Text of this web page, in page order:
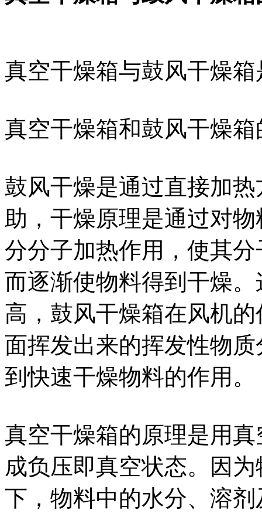
真空干燥箱与鼓风干燥
真空干燥箱和鼓风干燥
鼓风干燥是通过直接加
助，干燥原理是通过对
分分子加热作用，使其
而逐渐使物料得到干燥
高，鼓风干燥箱在风机
面挥发出来的挥发性物
到快速干燥物料的作用。
真空干燥箱的原理是用
成负压即真空状态。因
下，物料中的水分、溶